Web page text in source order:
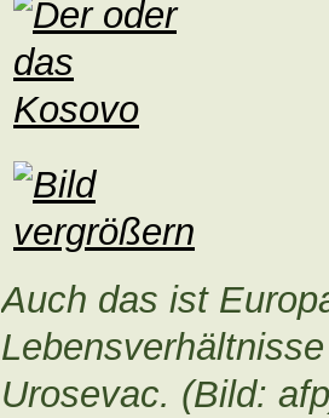
Auch das ist
Urosevac. (Bild: